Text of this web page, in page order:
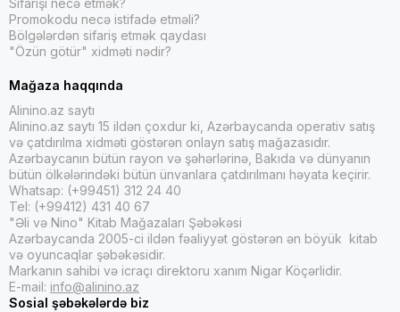
Sifarişi necə etmək?
Promokodu necə istifadə etməli?
Bölgələrdən sifariş etmək qaydası
"Özün götür" xidməti nədir?
Mağaza haqqında
Alinino.az saytı
Alinino.az saytı 15 ildən çoxdur ki, Azərbaycanda operativ satış
və çatdırılma xidməti göstərən onlayn satış mağazasıdır.
Azərbaycanın bütün rayon və şəhərlərinə, Bakıda və dünyanın
bütün ölkələrindəki bütün ünvanlara çatdırılmanı həyata keçirir.
Whatsap: (+99451) 312 24 40
Tel: (+99412) 431 40 67
"Əli və Nino" Kitab Mağazaları Şəbəkəsi
Azərbaycanda 2005-ci ildən fəaliyyət göstərən ən böyük kitab
və oyuncaqlar şəbəkəsidir.
Markanın sahibi və icraçı direktoru xanım Nigar Köçərlidir.
E-mail: info@alinino.az
Sosial şəbəkələrdə biz